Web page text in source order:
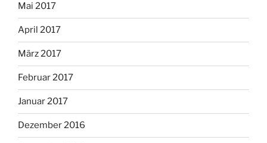
Mai 2017
April 2017
März 2017
Februar 2017
Januar 2017
Dezember 2016